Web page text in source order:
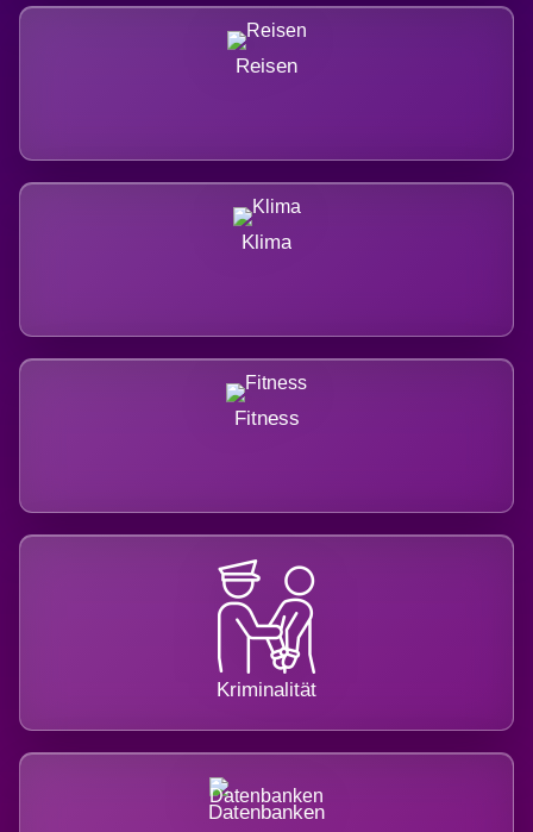
Reisen
Klima
Fitness
Kriminalität
Datenbanken